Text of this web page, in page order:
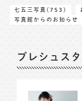
七五三写真(753)
写真館からのお知らせ
プレシュス